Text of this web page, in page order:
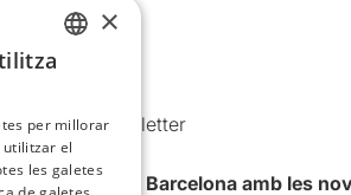
i Newsletter
de Teatre Barcelona amb les
×
per millorar
utilitzar el
les galetes